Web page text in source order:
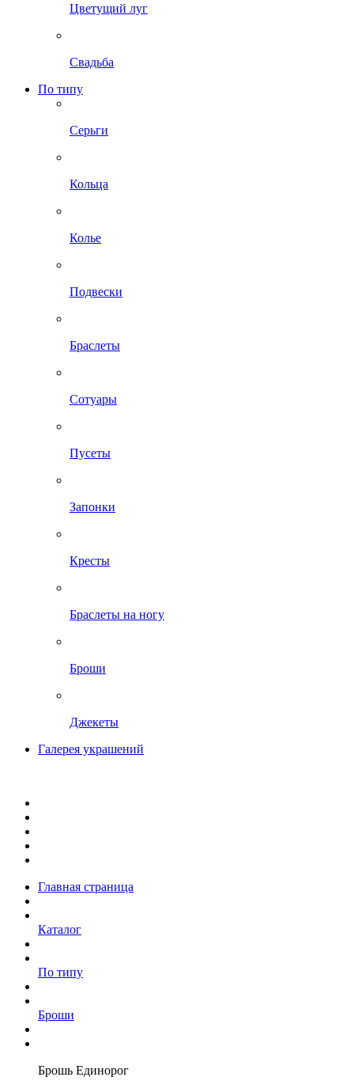
Цветущий луг
Свадьба
По типу
Серьги
Кольца
Колье
Подвески
Браслеты
Сотуары
Пусеты
Запонки
Кресты
Браслеты на ногу
Броши
Джекеты
Галерея украшений
Главная страница
Каталог
По типу
Броши
Брошь Единорог